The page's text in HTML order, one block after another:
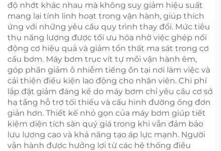
độ nhớt khác nhau mà không suy giảm hiệu suất
mang lại tính linh hoạt trong vận hành, giúp thích
ứng với những yêu cầu quy trình thay đổi. Mức tiêu
thụ năng lượng được tối ưu hóa nhờ việc ghép nối
động cơ hiệu quả và giảm tổn thất ma sát trong cơ
cấu bơm. Máy bơm trục vít tự mồi vận hành êm,
góp phần giảm ô nhiễm tiếng ồn tại nơi làm việc và
cải thiện điều kiện lao động cho nhân viên. Chi phí
lắp đặt giảm đáng kể do máy bơm chỉ yêu cầu cơ sở
hạ tầng hỗ trợ tối thiểu và cấu hình đường ống đơn
giản hơn. Thiết kế nhỏ gọn của máy bơm giúp tiết
kiệm diện tích sàn quý giá trong khi vẫn đảm bảo
lưu lượng cao và khả năng tạo áp lực mạnh. Người
vận hành được hưởng lợi từ các hệ thống điều